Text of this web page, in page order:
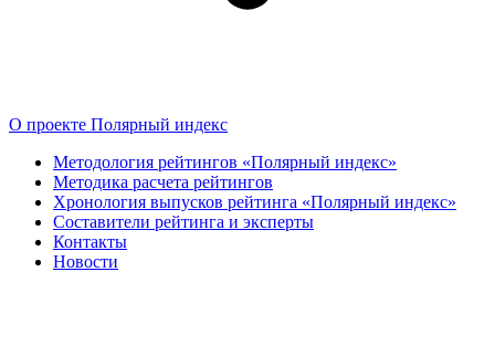
О проекте Полярный индекс
Методология рейтингов «Полярный индекс»
Методика расчета рейтингов
Хронология выпусков рейтинга «Полярный индекс»
Составители рейтинга и эксперты
Контакты
Новости